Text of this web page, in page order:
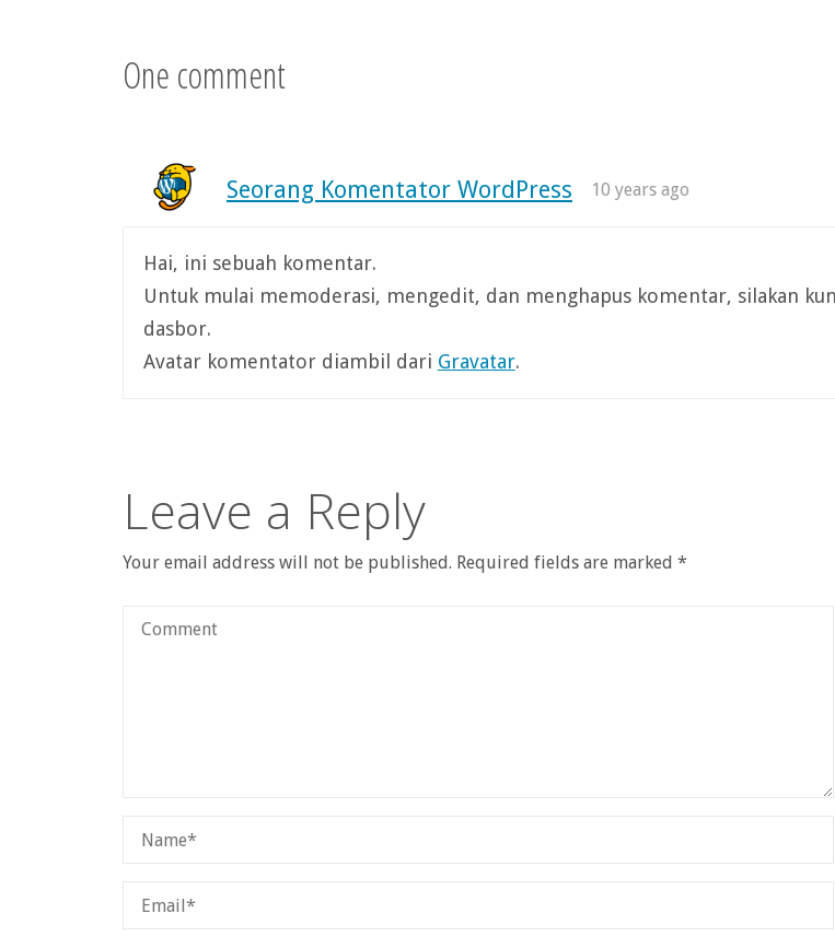
One comment
Seorang Komentator WordPress 10 years ago
Hai, ini sebuah komentar.
Untuk mulai memoderasi, mengedit, dan menghapus komentar, silakan
dasbor.
Avatar komentator diambil dari Gravatar.
Leave a Reply
Your email address will not be published. Required fields are marked *